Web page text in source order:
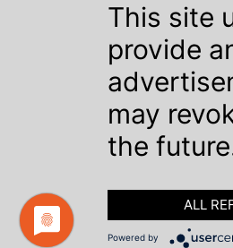
This site
provide
may
the
ALL
Powered by